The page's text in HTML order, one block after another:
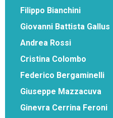
Filippo Bianchini
Giovanni Battista Gallus
Andrea Rossi
Cristina Colombo
Federico Bergaminelli
Giuseppe Mazzacuva
Ginevra Cerrina Feroni